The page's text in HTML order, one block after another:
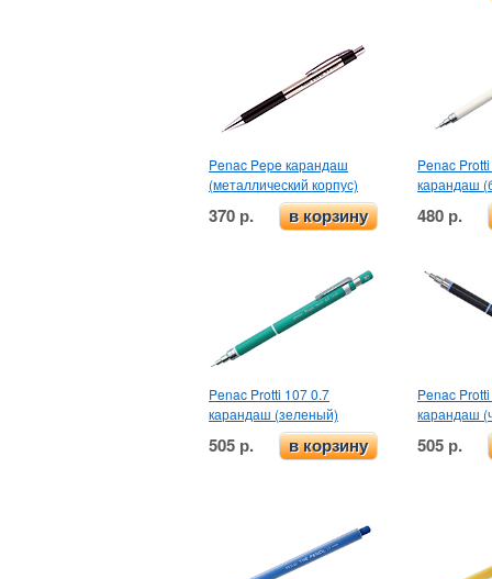
Penac Pepe карандаш
(металлический корпус)
370 р. в корзину
Penac
карандаш
480 р.
Penac Protti 107 0.7
карандаш (зеленый)
505 р. в корзину
Penac
карандаш
505 р.